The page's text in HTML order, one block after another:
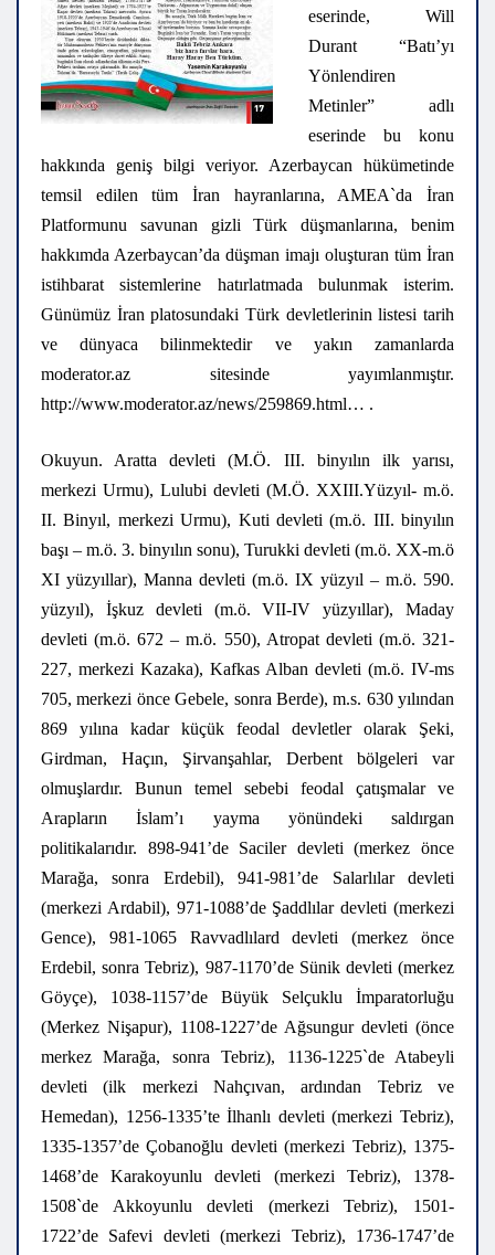
eserinde, Will
Durant “Batı’yı
Yönlendiren
Metinler” adlı
eserinde bu konu
hakkında geniş bilgi veriyor. Azerbaycan hükümetinde
temsil edilen tüm İran hayranlarına, AMEA`da İran
Platformunu savunan gizli Türk düşmanlarına, benim
hakkımda Azerbaycan’da düşman imajı oluşturan tüm İran
istihbarat sistemlerine hatırlatmada bulunmak isterim.
Günümüz İran platosundaki Türk devletlerinin listesi tarih
ve dünyaca bilinmektedir ve yakın zamanlarda
moderator.az sitesinde yayımlanmıştır.
http://www.moderator.az/news/259869.html… .
Okuyun. Aratta devleti (M.Ö. III. binyılın ilk yarısı,
merkezi Urmu), Lulubi devleti (M.Ö. XXIII.Yüzyıl- m.ö.
II. Binyıl, merkezi Urmu), Kuti devleti (m.ö. III. binyılın
başı – m.ö. 3. binyılın sonu), Turukki devleti (m.ö. XX-m.ö
XI yüzyıllar), Manna devleti (m.ö. IX yüzyıl – m.ö. 590.
yüzyıl), İşkuz devleti (m.ö. VII-IV yüzyıllar), Maday
devleti (m.ö. 672 – m.ö. 550), Atropat devleti (m.ö. 321-
227, merkezi Kazaka), Kafkas Alban devleti (m.ö. IV-ms
705, merkezi önce Gebele, sonra Berde), m.s. 630 yılından
869 yılına kadar küçük feodal devletler olarak Şeki,
Girdman, Haçın, Şirvanşahlar, Derbent bölgeleri var
olmuşlardır. Bunun temel sebebi feodal çatışmalar ve
Arapların İslam’ı yayma yönündeki saldırgan
politikalarıdır. 898-941’de Saciler devleti (merkez önce
Marağa, sonra Erdebil), 941-981’de Salarlılar devleti
(merkezi Ardabil), 971-1088’de Şaddlılar devleti (merkezi
Gence), 981-1065 Ravvadlılard devleti (merkez önce
Erdebil, sonra Tebriz), 987-1170’de Sünik devleti (merkez
Göyçe), 1038-1157’de Büyük Selçuklu İmparatorluğu
(Merkez Nişapur), 1108-1227’de Ağsungur devleti (önce
merkez Marağa, sonra Tebriz), 1136-1225`de Atabeyli
devleti (ilk merkezi Nahçıvan, ardından Tebriz ve
Hemedan), 1256-1335’te İlhanlı devleti (merkezi Tebriz),
1335-1357’de Çobanoğlu devleti (merkezi Tebriz), 1375-
1468’de Karakoyunlu devleti (merkezi Tebriz), 1378-
1508`de Akkoyunlu devleti (merkezi Tebriz), 1501-
1722’de Safevi devleti (merkezi Tebriz), 1736-1747’de